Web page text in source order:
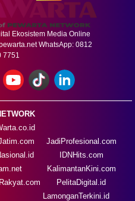
Ekosistem Media Online
WhatsApp: 0812
7751
JadiProfesional.com
IDNHits.com
KalimantanKini.com
PelitaDigital.id
LamonganTerkini.id